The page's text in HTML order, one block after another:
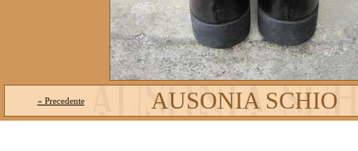
« Precedente AUSONIA SCHIO